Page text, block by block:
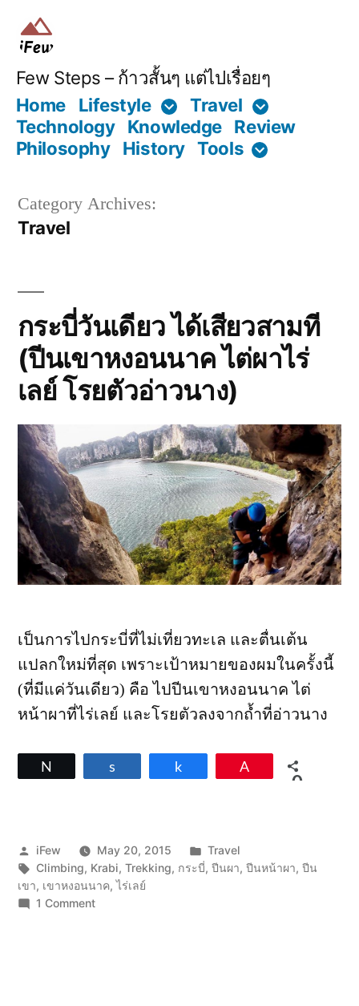
Few Steps – ก้าวสั้นๆ แต่ไปเรื่อยๆ
Home
Lifestyle
Travel
Technology
Knowledge Review
Philosophy
History Tools
Category Archives:
Travel
กระบี่วันเดียว ได้เสียวสามที
(ปีนเขาหงอนนาค ไต่ผาไร่
เลย์ โรยตัวอ่าวนาง)
เป็นการไปกระบี่ที่ไม่เที่ยวทะเล และตื่นเต้น
แปลกใหม่ที่สุด เพราะเป้าหมายของผมในครั้งนี้
(ที่มีแค่วันเดียว) คือ ไปปีนเขาหงอนนาค ไต่
หน้าผาที่ไร่เลย์ และโรยตัวลงจากถ้ำที่อ่าวนาง
0
Posted
by
iFew May 20, 2015
Posted
in
Travel
Tags:
Climbing, Krabi,Trekking, กระบี่,ปีนผา,ปีนหน้าผา,ปีน
เขา, เขาหงอนนาค,ไร่เลย์
1 Commenton